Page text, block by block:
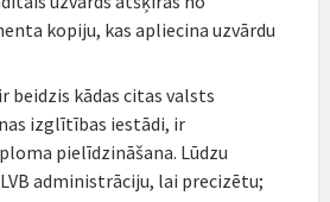
kopiju, kas apliecina uzvārdu
beidzis kādas citas valsts
izglītības iestādi, ir
pielīdzināšana. Lūdzu
administrāciju, lai precizētu;